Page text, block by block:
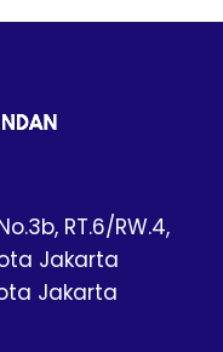
RT.6/RW.4,
Jakarta
Jakarta